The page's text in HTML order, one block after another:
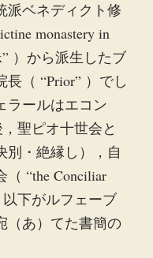
派ベネディクト修
monastery in
）から派生したブ
（ “Prior” ）でし
ラールはエコン
聖ピオ十世会と
別・絶縁し），自
“the Conciliar
下がルフェーブ
（あ）てた書簡の